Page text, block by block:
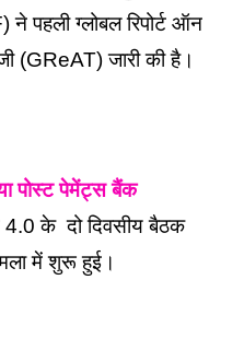
पहली ग्लोबल रिपोर्ट ऑन
(GReAT) जारी की है।
पोस्ट पेमेंट्स बैंक
4.0 के  दो दिवसीय बैठक
में शुरू हुई।